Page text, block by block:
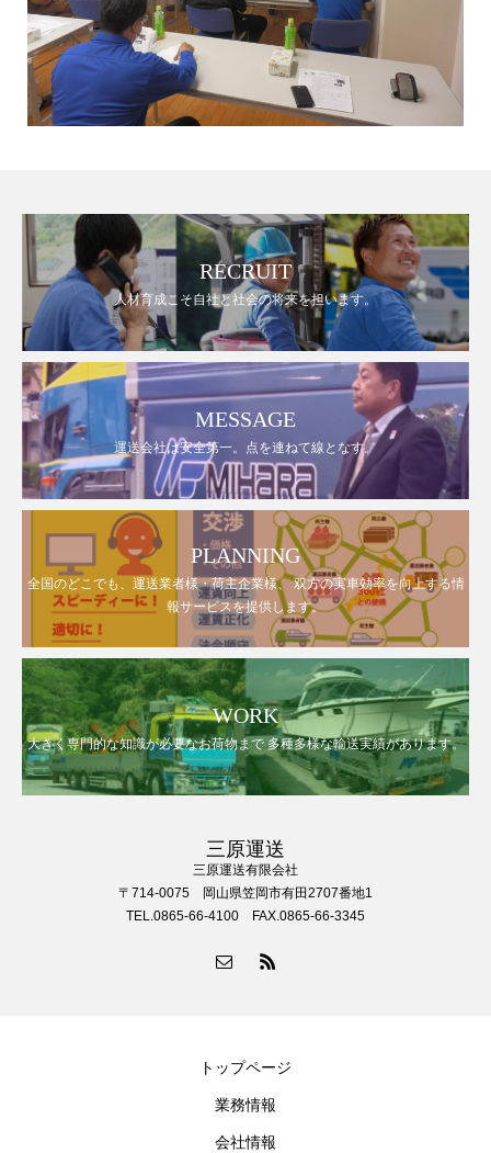
RECRUIT
人材育成こそ自社と社会の将来を担います。
MESSAGE
運送会社は安全第一。点を連ねて線となす。
PLANNING
全国のどこでも、運送業者様・荷主企業様、 双方の実車効率を向上する情
報サービスを提供します。
WORK
大きく専門的な知識が必要なお荷物まで 多種多様な輸送実績があります。
三原運送
三原運送有限会社
〒714-0075 岡山県笠岡市有田2707番地1
TEL.0865-66-4100 FAX.0865-66-3345
トップページ
業務情報
会社情報